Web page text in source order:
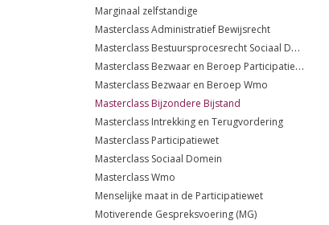
Marginaal zelfstandige
Masterclass Administratief Bewijsrecht
Masterclass Bestuursprocesrecht Sociaal Domein
Masterclass Bezwaar en Beroep Participatiewet
Masterclass Bezwaar en Beroep Wmo
Masterclass Bijzondere Bijstand
Masterclass Intrekking en Terugvordering
Masterclass Participatiewet
Masterclass Sociaal Domein
Masterclass Wmo
Menselijke maat in de Participatiewet
Motiverende Gespreksvoering (MG)